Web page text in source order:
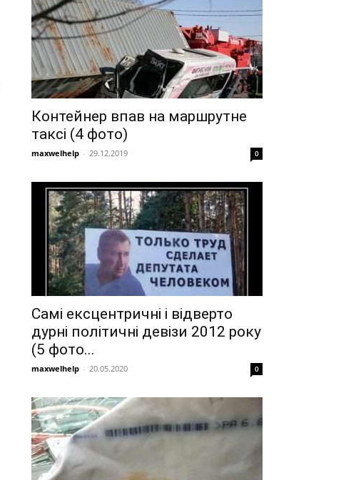
Контейнер впав на маршрутне
таксі (4 фото)
maxwelhelp - 29.12.2019 0
Самі ексцентричні і відверто
дурні політичні девізи 2012 року
(5 фото...
maxwelhelp - 20.05.2020 0